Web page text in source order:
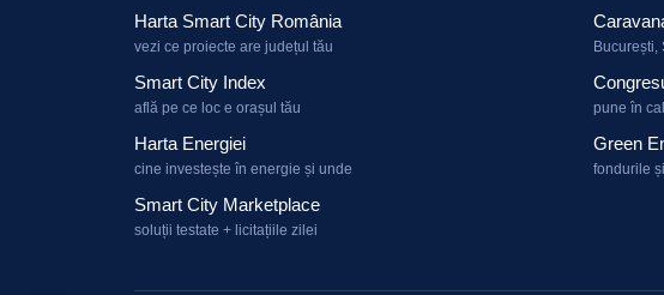
Harta Smart City România
vezi ce proiecte are județul tău
Smart City Index
află pe ce loc e orașul tău
Harta Energiei
cine investește în energie și unde
Smart City Marketplace
soluții testate + licitațiile zilei
București,
pune în
Green
fondurile